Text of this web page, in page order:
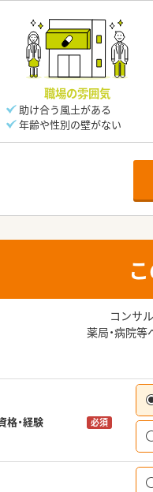
職場の雰囲気
助け合う風土がある
年齢や性別の壁がない
コンサ
薬局・病院
格・経験 必須